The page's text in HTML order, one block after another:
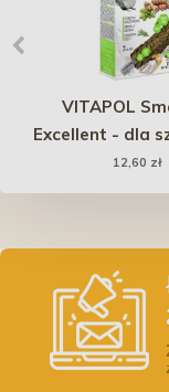
VITAPOL
Excellent - dla
koszatniczki
12,60 zł